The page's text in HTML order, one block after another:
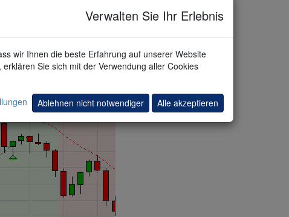
PSAR, der ADR liegt über 25 (nicht
bullisch ist.
Verwalten Sie Ihr Erlebnis
wir Ihnen die beste Erfahrung auf unserer Website
Sie sich mit der Verwendung aller Cookies
Ablehnen nicht notwendiger Alle akzeptieren